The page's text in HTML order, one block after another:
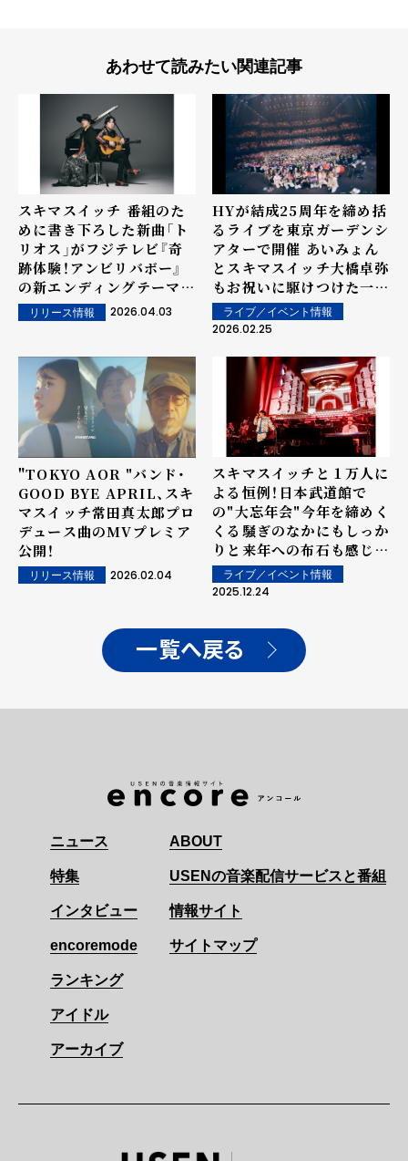
あわせて読みたい関連記事
スキマスイッチ 番組のた
めに書き下ろした新曲「ト
リオス」がフジテレビ『奇
跡体験！アンビリバボー』
の新エンディングテーマソ
ングに決定！
リリース情報 2026.04.03
HYが結成25周年を締め括
るライブを東京ガーデンシ
アターで開催 あいみょん
とスキマスイッチ大橋卓弥
もお祝いに駆けつけた一夜
限りのスペシャルライブに
アンコールでは今年9月か
開催も発表
ライブ／イベント情報
2026.02.25
"TOKYO AOR "バンド・
GOOD BYE APRIL、スキ
マスイッチ常田真太郎プロ
デュース曲のMVプレミア
公開！
リリース情報 2026.02.04
スキマスイッチと１万人に
よる恒例！日本武道館で
の"大忘年会"今年を締めく
くる騒ぎのなかにもしっか
りと来年への布石も感じら
れた、見どころ満載のライ
ブの模様をレポート！
ライブ／イベント情報
2025.12.24
一覧へ戻る
ニュース
特集
インタビュー
encoremode
ランキング
アイドル
アーカイブ
ABOUT
USENの音楽配信サービスと番組
情報サイト
サイトマップ